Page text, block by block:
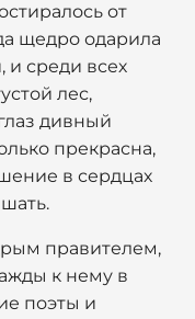
от
щедро одарила
и среди всех
лес,
дивный
прекрасна,
в сердцах
правителем,
к нему в
поэты и